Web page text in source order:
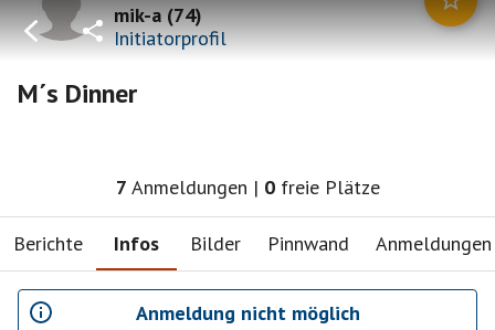
mik-a(74)
Initiatorprofil
M´s Dinner
7 Anmeldungen | 0 freie Plätze
Berichte Infos Bilder Pinnwand Anmeldungen
Anmeldung nicht möglich